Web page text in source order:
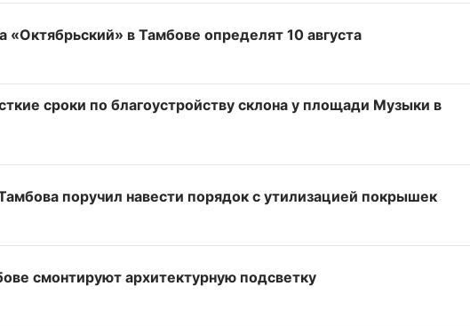
«Октябрьский» в Тамбове определят 10 августа
сроки по благоустройству склона у площади Музыки в
поручил навести порядок с утилизацией покрышек
смонтируют архитектурную подсветку